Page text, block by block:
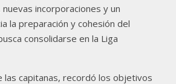
incorporaciones y un
la preparación y cohesión del
consolidarse en la Liga
las capitanas, recordó los objetivos